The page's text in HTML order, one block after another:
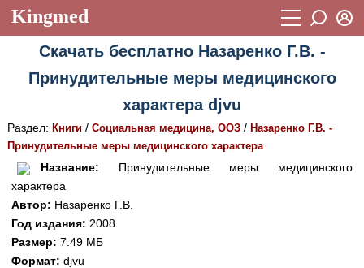
Kingmed
Учебный материал
Видеогалерея 899
Истории болезней 1268
Лекции и презентации
Аккредитационные тесты
Методические рекомендации
Восстановить пароль
Регистрация
Скачать бесплатно Назаренко Г.В. -
Принудительные меры медицинского
характера djvu
Раздел: Книги/ Социальная медицина, ООЗ/ Назаренко Г.В. -
Принудительные меры медицинского характера
Название: Принудительные меры медицинского
характера
Автор: Назаренко Г.В.
Год издания: 2008
Размер: 7.49 МБ
Формат: djvu